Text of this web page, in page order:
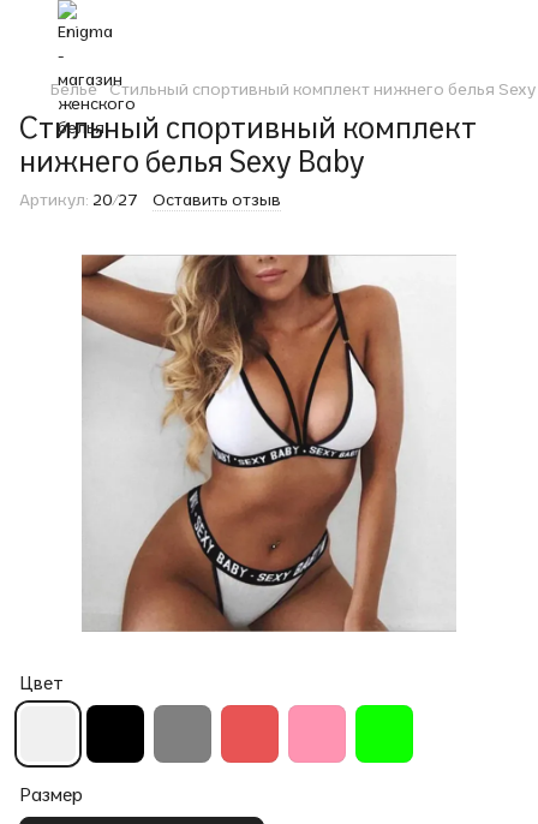
Белье Стильный спортивный комплект нижнего белья Sexy
Стильный спортивный комплект
нижнего белья Sexy Baby
Артикул: 20/27 Оставить отзыв
Цвет
Размер